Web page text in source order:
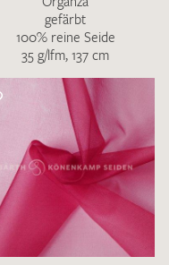
gefärbt
100% reine Seide
35 g/lfm, 137 cm